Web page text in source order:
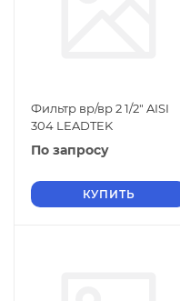
Фильтр вр/вр 2 1/2" AISI
304 LEADTEK
По запросу
КУПИТЬ